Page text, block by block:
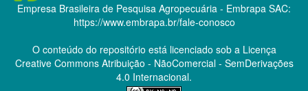
Empresa Brasileira de Pesquisa Agropecuária - Embrapa SAC:
https://www.embrapa.br/fale-conosco
O conteúdo do repositório está licenciado sob a Licença
Creative CommonsAtribuição - NãoComercial - SemDerivações
4.0 Internacional.